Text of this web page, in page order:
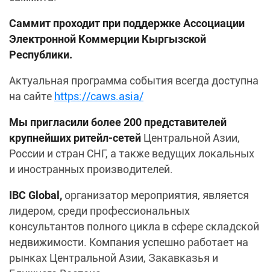
Саммит проходит при поддержке Ассоциации
Электронной Коммерции Кыргызской
Республики.
Актуальная программа события всегда доступна
на сайте https://caws.asia/
Мы пригласили более 200 представителей
крупнейших ритейл-сетей Центральной Азии,
России и стран СНГ, а также ведущих локальных
и иностранных производителей.
IBC Global, организатор мероприятия, является
лидером, среди профессиональных
консультантов полного цикла в сфере складской
недвижимости. Компания успешно работает на
рынках Центральной Азии, Закавказья и